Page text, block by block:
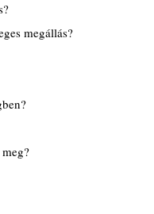
megállás?